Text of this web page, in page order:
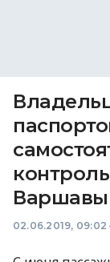
Варшавы
02.06.2019, 09:02